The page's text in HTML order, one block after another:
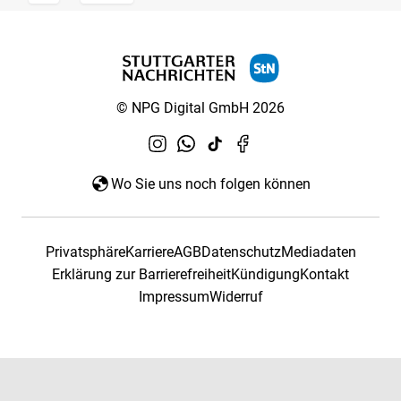
© NPG Digital GmbH 2026
Wo Sie uns noch folgen können
PrivatsphäreKarriereAGBDatenschutzMediadaten
Erklärung zur BarrierefreiheitKündigungKontakt
ImpressumWiderruf